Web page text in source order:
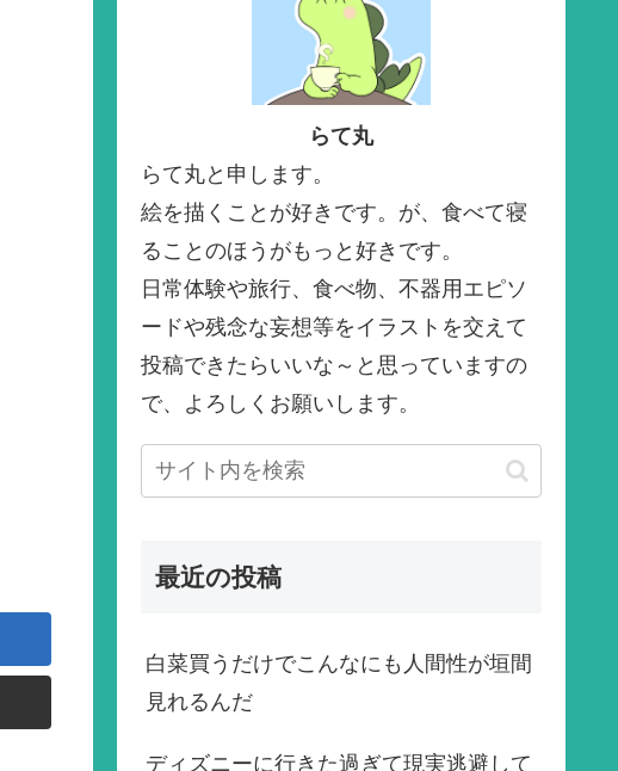
らて丸
らて丸と申します。
絵を描くことが好きです。が、食べて寝
ることのほうがもっと好きです。
日常体験や旅行、食べ物、不器用エピソ
ードや残念な妄想等をイラストを交えて
投稿できたらいいな～と思っていますの
で、よろしくお願いします。
最近の投稿
白菜買うだけでこんなにも人間性が垣間
見れるんだ
ディズニーに行きた過ぎて現実逃避して